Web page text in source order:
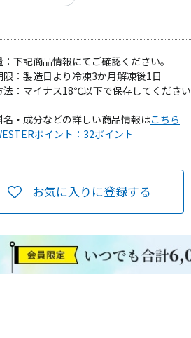
下記商品情報にてご確認ください。
： 製造日より冷凍3か月解凍後1日
： マイナス18℃以下で保存してください
ポイント： 32ポイント
お気に入りに登録する
名・成分などの詳しい商品情報はこちら